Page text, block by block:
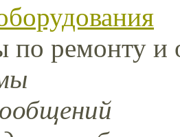
по ремонту и